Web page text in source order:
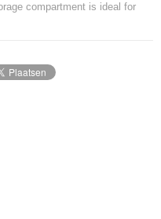
compartment is ideal for